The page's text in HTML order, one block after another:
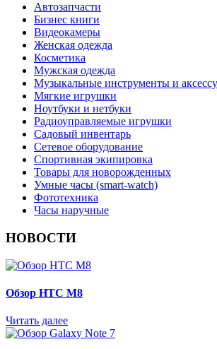
Автозапчасти
Бизнес книги
Видеокамеры
Женская одежда
Косметика
Мужская одежда
Музыкальные инструменты и
Мягкие игрушки
Ноутбуки и нетбуки
Радиоуправляемые игрушки
Садовый инвентарь
Сетевое оборудование
Спортивная экипировка
Товары для новорожденных
Умные часы (smart-watch)
Фототехника
Часы наручные
НОВОСТИ
Обзор НТС М8
Читать далее